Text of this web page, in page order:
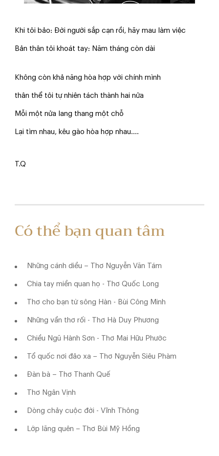
Khi tôi bảo: Đời người sắp cạn rồi, hãy mau làm việc
Bản thân tôi khoát tay: Năm tháng còn dài
Không còn khả năng hòa hợp với chính mình
thân thể tôi tự nhiên tách thành hai nửa
Mỗi một nửa lang thang một chỗ
Lại tìm nhau, kêu gào hòa hợp nhau....
T.Q
Có thể bạn quan tâm
Những cánh diều – Thơ Nguyễn Văn Tám
Chia tay miền quan họ - Thơ Quốc Long
Thơ cho bạn từ sông Hàn - Bùi Công Minh
Những vần thơ rối - Thơ Hà Duy Phương
Chiều Ngũ Hành Sơn - Thơ Mai Hữu Phước
Tổ quốc nơi đảo xa – Thơ Nguyễn Siêu Phàm
Đàn bà – Thơ Thanh Quế
Thơ Ngân Vịnh
Dòng chảy cuộc đời - Vĩnh Thông
Lớp lãng quên – Thơ Bùi Mỹ Hồng